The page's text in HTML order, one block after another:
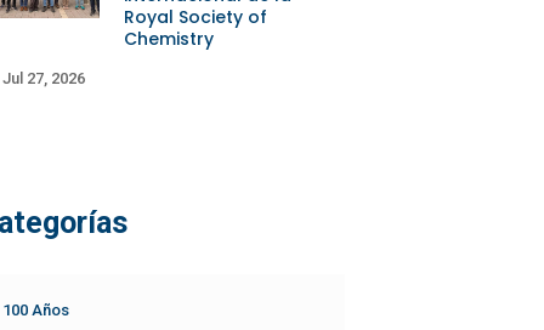
Royal Society of
Chemistry
Jul 27, 2026
100 Años